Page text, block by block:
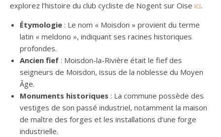
explorez l’histoire du club cycliste de Nogent sur Oise ici.
Étymologie : Le nom « Moisdon » provient du terme
latin « meldono », indiquant ses racines historiques
profondes.
Ancien fief : Moisdon-la-Rivière était le fief des
seigneurs de Moisdon, issus de la noblesse du Moyen
Âge.
Monuments historiques : La commune possède des
vestiges de son passé industriel, notamment la maison
de maître des forges et les installations d’une forge
industrielle.